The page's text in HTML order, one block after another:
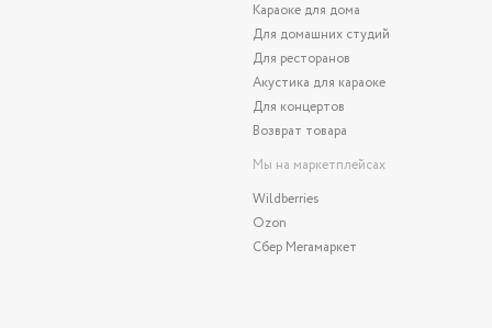
Караоке для дома
Для домашних студий
Для ресторанов
Акустика для караоке
Для концертов
Возврат товара
Мы на маркетплейсах
Wildberries
Ozon
Сбер Мегамаркет